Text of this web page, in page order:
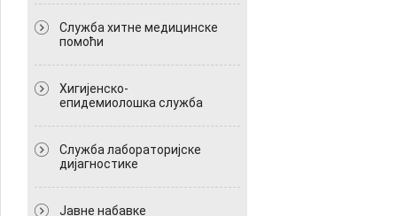
Служба хитне медицинске
помоћи
Хигијенско-
епидемиолошка служба
Служба лабораторијске
дијагностике
Јавне набавке